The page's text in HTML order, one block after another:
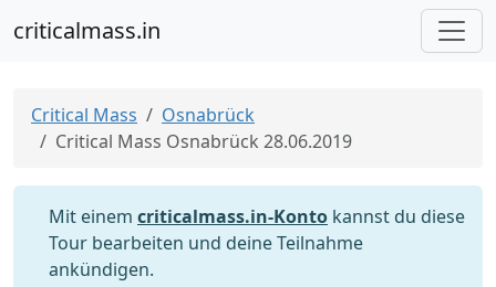
criticalmass.in
Critical Mass
Osnabrück
Critical Mass Osnabrück 28.06.2019
Mit einem criticalmass.in-Konto kannst du diese
Tour bearbeiten und deine Teilnahme
ankündigen.